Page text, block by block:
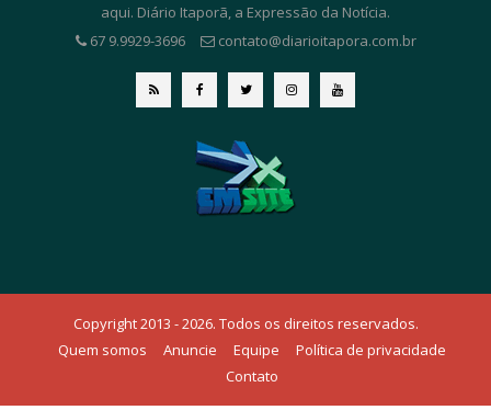
aqui. Diário Itaporã, a Expressão da Notícia.
67 9.9929-3696
contato@diarioitapora.com.br
Copyright 2013 - 2026. Todos os direitos reservados.
Quem somos
Anuncie Equipe
Política de privacidade
Contato